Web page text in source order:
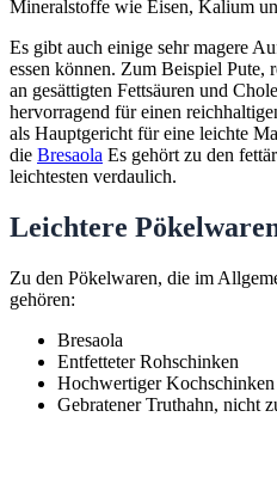
Mineralstoffe wie Eisen, Kalium
Es gibt auch einige sehr magere
essen können. Zum Beispiel Pute,
an gesättigten Fettsäuren und
hervorragend für einen
als Hauptgericht für eine leichte
die Bresaola Es gehört zu den
leichtesten verdaulich.
Leichtere
Zu den Pökelwaren, die im
gehören:
Bresaola
Entfetteter Rohschinken
Hochwertiger Kochschinken
Gebratener Truthahn, nicht